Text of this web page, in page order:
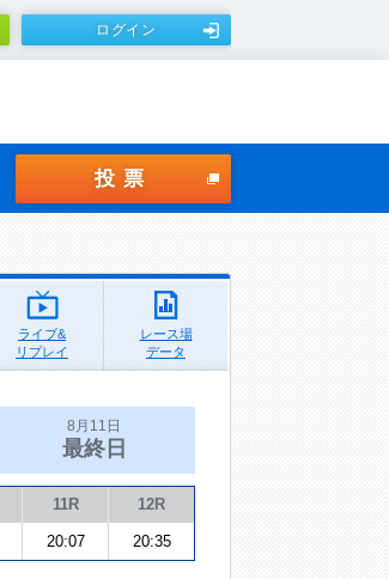
ログイン
投票
ライブ&
リプレイ
レース場
データ
8月11日
最終日
11R 12R
20:07 20:35